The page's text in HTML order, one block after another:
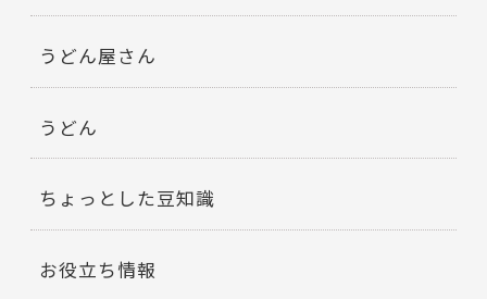
うどん屋さん
うどん
ちょっとした豆知識
お役立ち情報